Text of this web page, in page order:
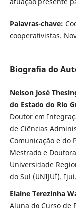
Palavras-chave:
cooperativistas.
Biografia do
Nelson José
do Estado do Rio
Doutor em
de Ciências
Comunicação e do
Mestrado e
Universidade
do Sul (UNIJUÍ).
Elaine Terezinha
Aluna do Curso de